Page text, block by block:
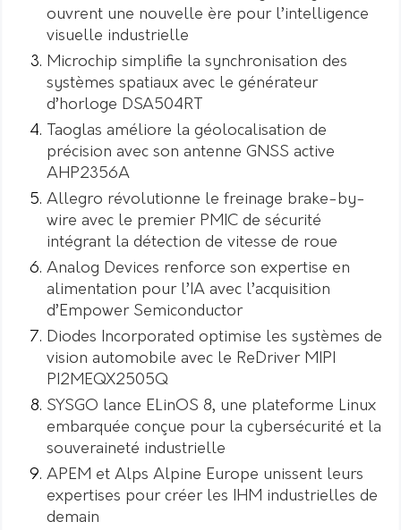
ouvrent une nouvelle ère pour l’intelligence
visuelle industrielle
Microchip simplifie la synchronisation des
systèmes spatiaux avec le générateur
d’horloge DSA504RT
Taoglas améliore la géolocalisation de
précision avec son antenne GNSS active
AHP2356A
Allegro révolutionne le freinage brake-by-
wire avec le premier PMIC de sécurité
intégrant la détection de vitesse de roue
Analog Devices renforce son expertise en
alimentation pour l’IA avec l’acquisition
d’Empower Semiconductor
Diodes Incorporated optimise les systèmes de
vision automobile avec le ReDriver MIPI
PI2MEQX2505Q
SYSGO lance ELinOS 8, une plateforme Linux
embarquée conçue pour la cybersécurité et la
souveraineté industrielle
APEM et Alps Alpine Europe unissent leurs
expertises pour créer les IHM industrielles de
demain